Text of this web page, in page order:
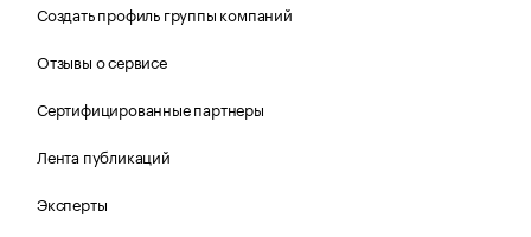
Создать профиль группы компаний
Отзывы о сервисе
Сертифицированные партнеры
Лента публикаций
Эксперты